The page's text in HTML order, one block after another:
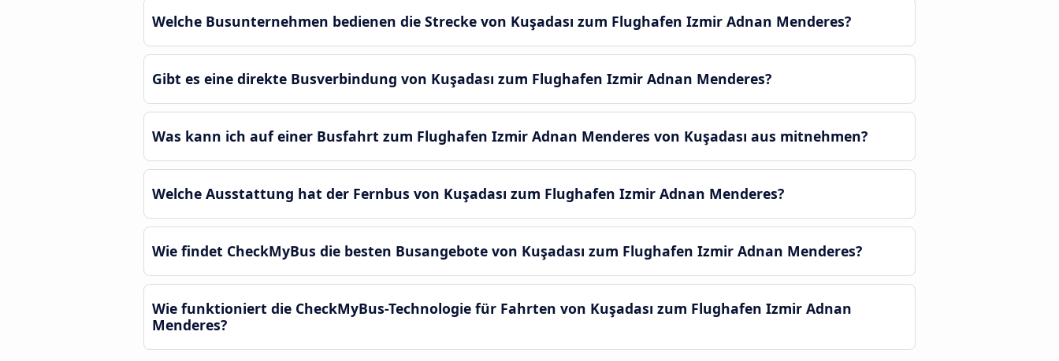
Welche Busunternehmen bedienen die Strecke von Kuşadası zum Flughafen Izmir Adnan Menderes?
Gibt es eine direkte Busverbindung von Kuşadası zum Flughafen Izmir Adnan Menderes?
Was kann ich auf einer Busfahrt zum Flughafen Izmir Adnan Menderes von Kuşadası aus mitnehmen?
Welche Ausstattung hat der Fernbus von Kuşadası zum Flughafen Izmir Adnan Menderes?
Wie findet CheckMyBus die besten Busangebote von Kuşadası zum Flughafen Izmir Adnan Menderes?
Wie funktioniert die CheckMyBus-Technologie für Fahrten von Kuşadası zum Flughafen Izmir Adnan
Menderes?